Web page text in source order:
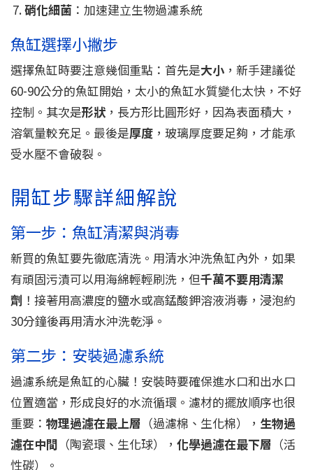
硝化細菌 ：加速建立生物過濾系統
魚缸選擇小撇步
選擇魚缸時要注意幾個重點：首先是大小 ，新手建議從
60-90公分的魚缸開始，太小的魚缸水質變化太快，不好
控制。其次是形狀 ，長方形比圓形好，因為表面積大，
溶氧量較充足。最後是厚度 ，玻璃厚度要足夠，才能承
受水壓不會破裂。
開缸步驟詳細解說
第一步：魚缸清潔與消毒
新買的魚缸要先徹底清洗。用清水沖洗魚缸內外，如果
有頑固污漬可以用海綿輕輕刷洗，但千萬不要用清潔
劑 ！接著用高濃度的鹽水或高錳酸鉀溶液消毒，浸泡約
30分鐘後再用清水沖洗乾淨。
第二步：安裝過濾系統
過濾系統是魚缸的心臟！安裝時要確保進水口和出水口
位置適當，形成良好的水流循環。濾材的擺放順序也很
重要： 物理過濾在最上層 （過濾棉、生化棉）， 生物過
濾在中間 （陶瓷環、生化球）， 化學過濾在最下層 （活
性碳）。